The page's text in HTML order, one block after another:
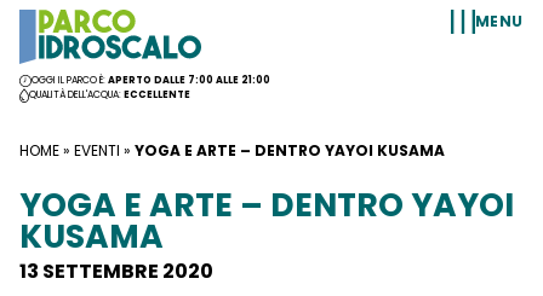
Vai al contenuto
OGGI IL PARCO È:APERTO DALLE 7:00 ALLE 21:00
QUALITÀ DELL'ACQUA:ECCELLENTE
MENU
HOME» EVENTI » YOGA E ARTE – DENTRO YAYOI KUSAMA
YOGA E ARTE – DENTRO YAYOI
KUSAMA
13 SETTEMBRE 2020